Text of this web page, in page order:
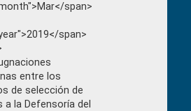
span>
span>
entre los
de selección de
a la Defensoría del